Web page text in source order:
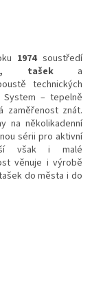
1974soustředí
tašek
a
technických
System – tepelně
zaměřenost znát.
na několikadenní
sérii pro aktivní
však i malé
věnuje i výrobě
do města i do